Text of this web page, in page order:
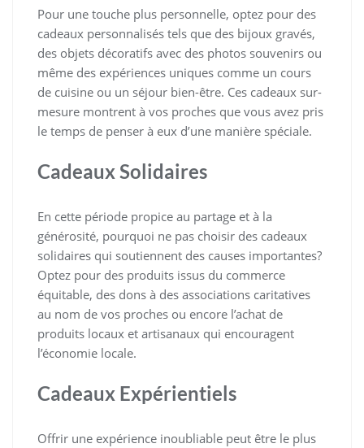
Pour une touche plus personnelle, optez pour des
cadeaux personnalisés tels que des bijoux gravés,
des objets décoratifs avec des photos souvenirs ou
même des expériences uniques comme un cours
de cuisine ou un séjour bien-être. Ces cadeaux sur-
mesure montrent à vos proches que vous avez pris
le temps de penser à eux d’une manière spéciale.
Cadeaux Solidaires
En cette période propice au partage et à la
générosité, pourquoi ne pas choisir des cadeaux
solidaires qui soutiennent des causes importantes?
Optez pour des produits issus du commerce
équitable, des dons à des associations caritatives
au nom de vos proches ou encore l’achat de
produits locaux et artisanaux qui encouragent
l’économie locale.
Cadeaux Expérientiels
Offrir une expérience inoubliable peut être le plus